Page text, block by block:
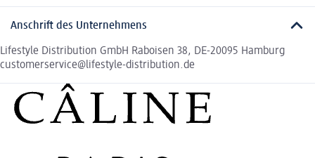
Anschrift des Unternehmens
Lifestyle Distribution GmbH Raboisen 38, DE-20095 Hamburg
customerservice@lifestyle-distribution.de